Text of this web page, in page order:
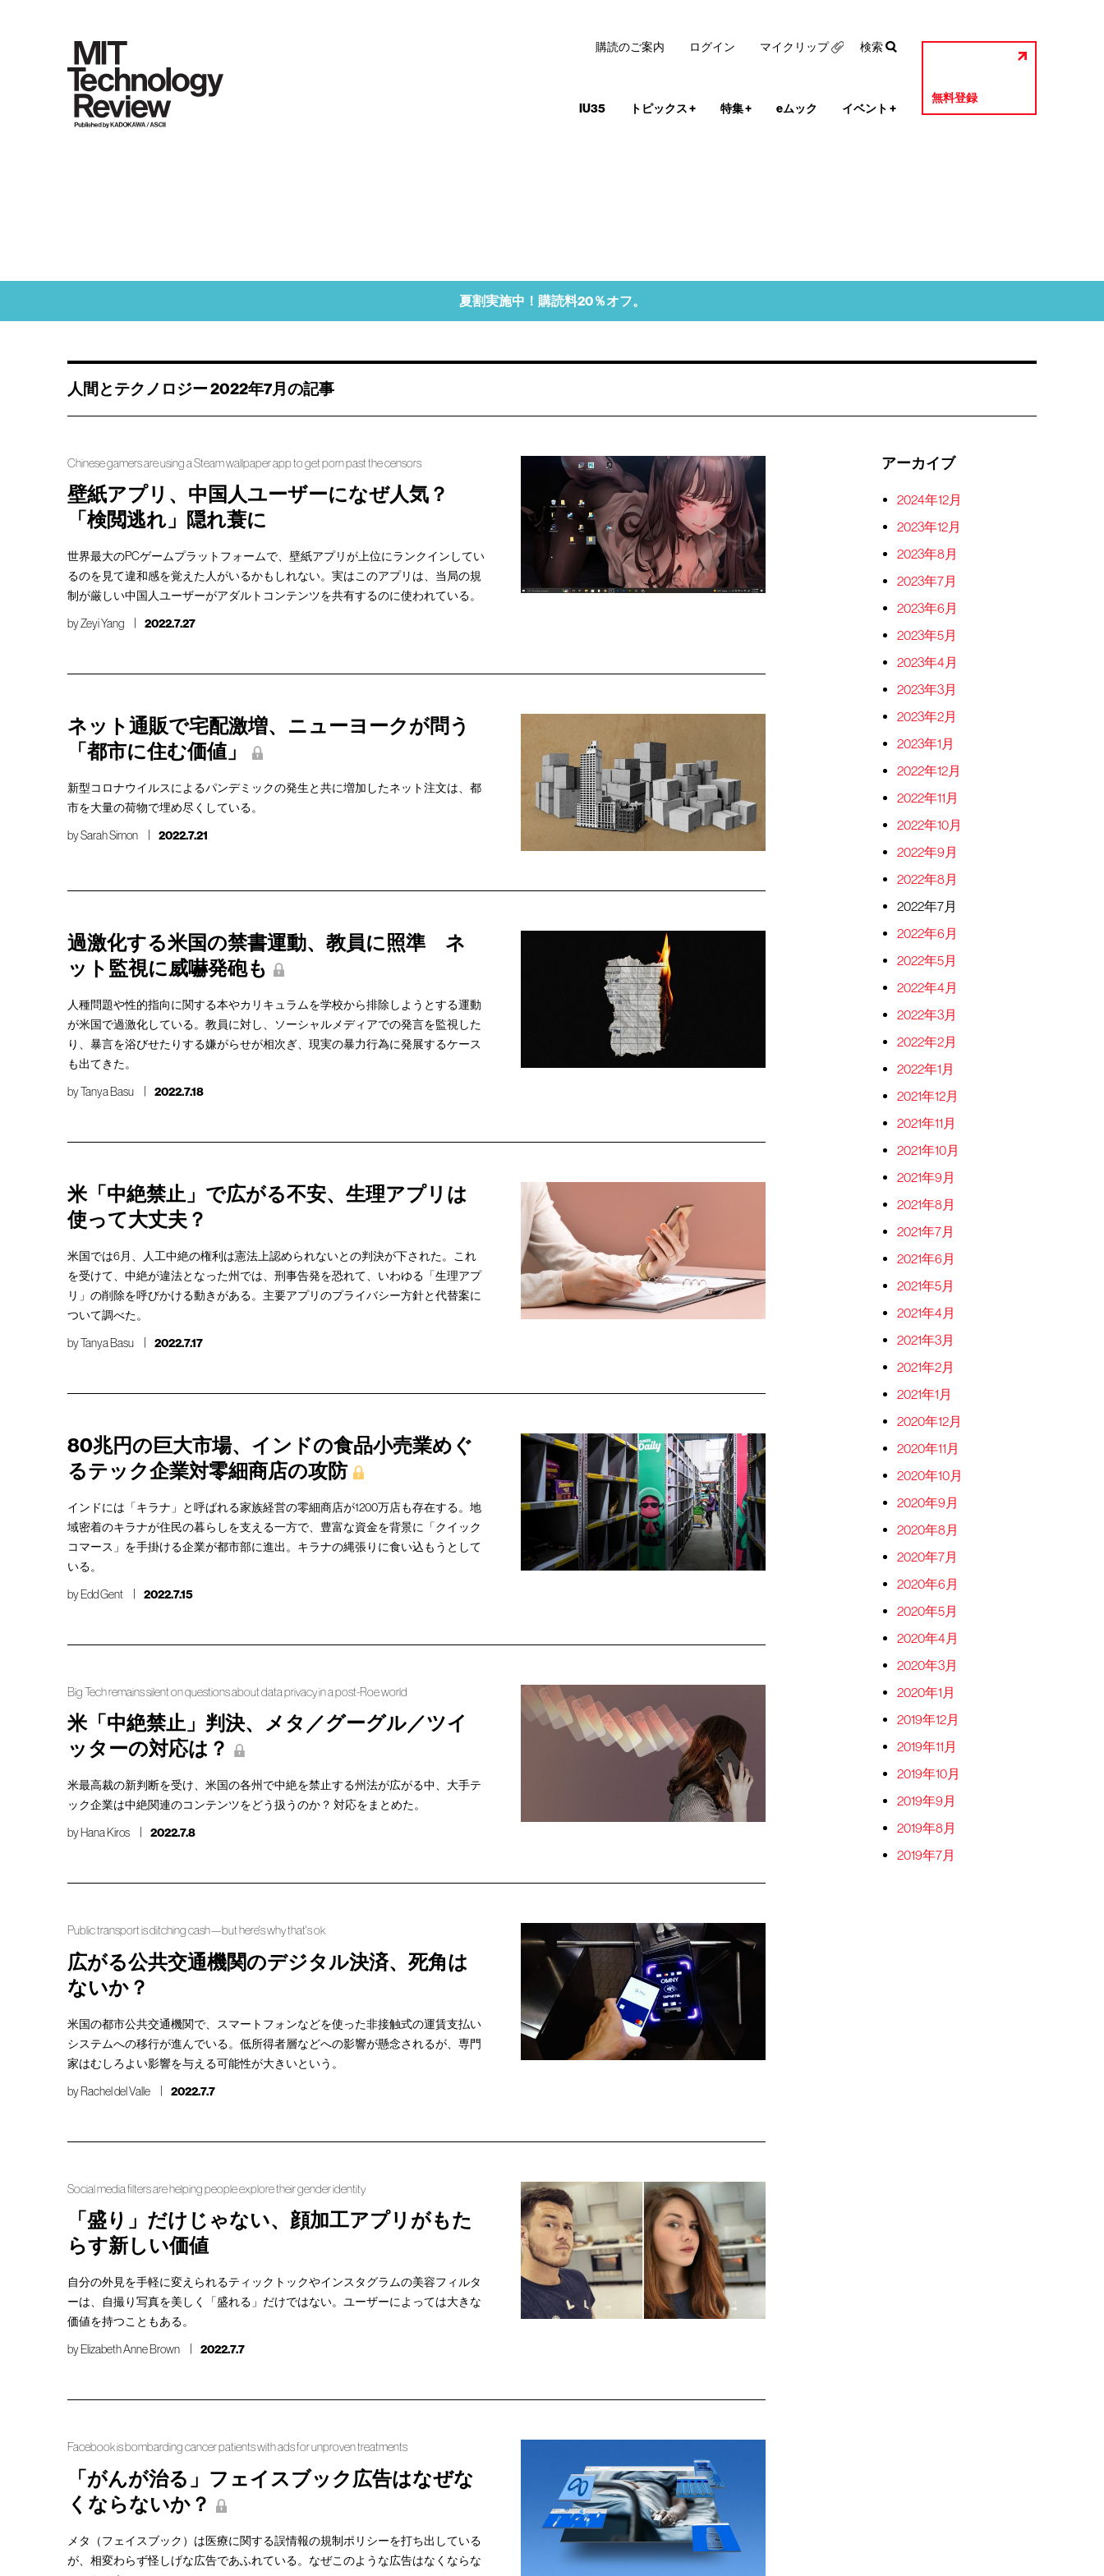
IU35 トピックス+ 特集+ eムック イベント +
無料登録
購読のご案内 ログイン マイクリップ 検索
夏割実施中！購読料20％オフ。
人間とテクノロジー 2022年7月の記事
Chinese gamers are using a Steam wallpaper app to get porn past the censors
壁紙アプリ、中国人ユーザーになぜ人気？
「検閲逃れ」隠れ蓑に
世界最大のPCゲームプラットフォームで、壁紙アプリが上位にランクインしてい
るのを見て違和感を覚えた人がいるかもしれない。実はこのアプリは、当局の規
制が厳しい中国人ユーザーがアダルトコンテンツを共有するのに使われている。
byZeyi Yang 2022.7.27
ネット通販で宅配激増、ニューヨークが問う
「都市に住む価値」
新型コロナウイルスによるパンデミックの発生と共に増加したネット注文は、都
市を大量の荷物で埋め尽くしている。
bySarah Simon 2022.7.21
過激化する米国の禁書運動、教員に照準 ネ
ット監視に威嚇発砲も
人種問題や性的指向に関する本やカリキュラムを学校から排除しようとする運動
が米国で過激化している。教員に対し、ソーシャルメディアでの発言を監視した
り、暴言を浴びせたりする嫌がらせが相次ぎ、現実の暴力行為に発展するケース
も出てきた。
byTanya Basu 2022.7.18
米「中絶禁止」で広がる不安、生理アプリは
使って大丈夫？
米国では6月、人工中絶の権利は憲法上認められないとの判決が下された。これ
を受けて、中絶が違法となった州では、刑事告発を恐れて、いわゆる「生理アプ
リ」の削除を呼びかける動きがある。主要アプリのプライバシー方針と代替案に
ついて調べた。
byTanya Basu 2022.7.17
80兆円の巨大市場、インドの食品小売業めぐ
るテック企業対零細商店の攻防
インドには「キラナ」と呼ばれる家族経営の零細商店が1200万店も存在する。地
域密着のキラナが住民の暮らしを支える一方で、豊富な資金を背景に「クイック
コマース」を手掛ける企業が都市部に進出。キラナの縄張りに食い込もうとして
いる。
byEdd Gent 2022.7.15
Big Tech remains silent on questions about data privacy in a post-Roe world
米「中絶禁止」判決、メタ／グーグル／ツイ
ッターの対応は？
米最高裁の新判断を受け、米国の各州で中絶を禁止する州法が広がる中、大手テ
ック企業は中絶関連のコンテンツをどう扱うのか？ 対応をまとめた。
byHana Kiros 2022.7.8
Public transport is ditching cash—but here's why that's ok
広がる公共交通機関のデジタル決済、死角は
ないか？
米国の都市公共交通機関で、スマートフォンなどを使った非接触式の運賃支払い
システムへの移行が進んでいる。低所得者層などへの影響が懸念されるが、専門
家はむしろよい影響を与える可能性が大きいという。
byRachel del Valle 2022.7.7
Social media filters are helping people explore their gender identity
「盛り」だけじゃない、顔加工アプリがもた
らす新しい価値
自分の外見を手軽に変えられるティックトックやインスタグラムの美容フィルタ
ーは、自撮り写真を美しく「盛れる」だけではない。ユーザーによっては大きな
価値を持つこともある。
byElizabeth Anne Brown 2022.7.7
Facebook is bombarding cancer patients with ads for unproven treatments
「がんが治る」フェイスブック広告はなぜな
くならないか？
メタ（フェイスブック）は医療に関する誤情報の規制ポリシーを打ち出している
が、相変わらず怪しげな広告であふれている。なぜこのような広告はなくならな
アーカイブ
2024年12月
2023年12月
2023年8月
2023年7月
2023年6月
2023年5月
2023年4月
2023年3月
2023年2月
2023年1月
2022年12月
2022年11月
2022年10月
2022年9月
2022年8月
2022年7月
2022年6月
2022年5月
2022年4月
2022年3月
2022年2月
2022年1月
2021年12月
2021年11月
2021年10月
2021年9月
2021年8月
2021年7月
2021年6月
2021年5月
2021年4月
2021年3月
2021年2月
2021年1月
2020年12月
2020年11月
2020年10月
2020年9月
2020年8月
2020年7月
2020年6月
2020年5月
2020年4月
2020年3月
2020年1月
2019年12月
2019年11月
2019年10月
2019年9月
2019年8月
2019年7月